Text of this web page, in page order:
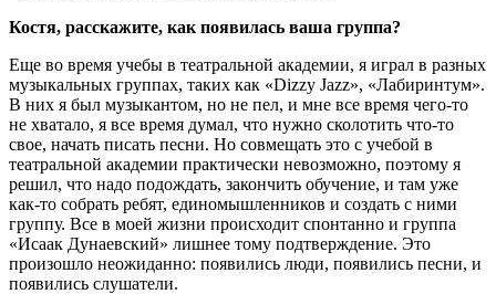
Костя, расскажите, как появилась ваша группа?
Еще во время учебы в театральной академии, я играл в разных
музыкальных группах, таких как «Dizzy Jazz», «Лабиринтум».
В них я был музыкантом, но не пел, и мне все время чего-то
не хватало, я все время думал, что нужно сколотить что-то
свое, начать писать песни. Но совмещать это с учебой в
театральной академии практически невозможно, поэтому я
решил, что надо подождать, закончить обучение, и там уже
как-то собрать ребят, единомышленников и создать с ними
группу. Все в моей жизни происходит спонтанно и группа
«Исаак Дунаевский» лишнее тому подтверждение. Это
произошло неожиданно: появились люди, появились песни, и
появились слушатели.